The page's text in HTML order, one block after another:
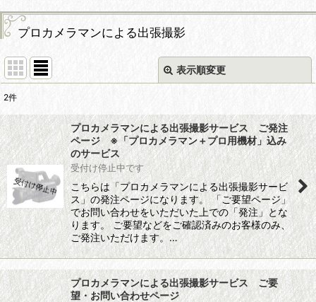
プロカメラマンによる出張撮影
表示順変更
並び順:
絞り込む
2件
プロカメラマンによる出張撮影サービス ご発注
ページ ※「プロカメラマン＋プロ用機材」込み
のサービス
受付け停止中です
こちらは「プロカメラマンによる出張撮影サービ
ス」の発注ページになります。 「ご要望ページ」
でお問い合わせをいただいた上での「発注」とな
ります。 ご要望などをご確認済みのお客様のみ、
ご発注いただけます。…
プロカメラマンによる出張撮影サービス ご要
望・お問い合わせページ